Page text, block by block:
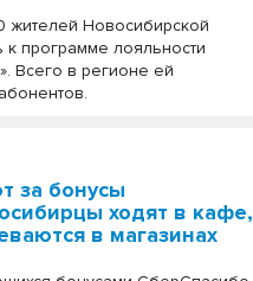
жителей Новосибирской
к программе лояльности
Всего в регионе ей
за бонусы
ходят в кафе,
в магазинах